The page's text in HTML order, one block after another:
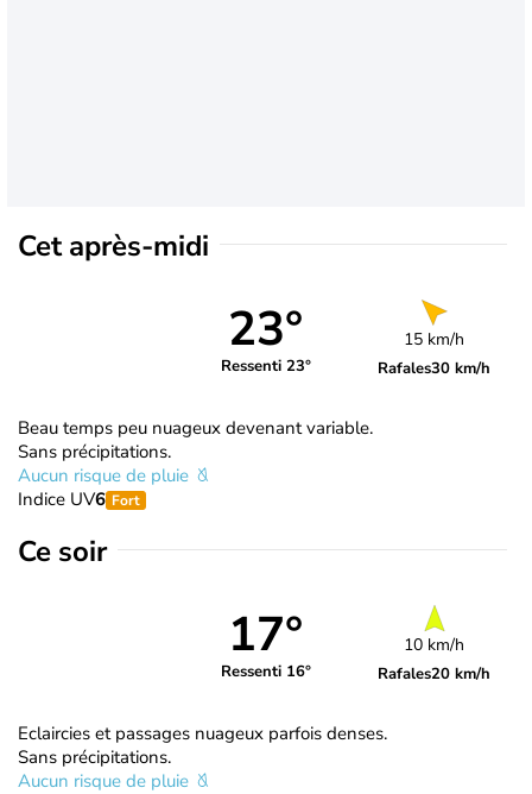
Cet après-midi
23°
Ressenti 23°
15 km/h
Rafales30 km/h
Beau temps peu nuageux devenant variable.
Sans précipitations.
Aucun risque de pluie
Indice UV6 Fort
Ce soir
17°
Ressenti 16°
10 km/h
Rafales20 km/h
Eclaircies et passages nuageux parfois denses.
Sans précipitations.
Aucun risque de pluie